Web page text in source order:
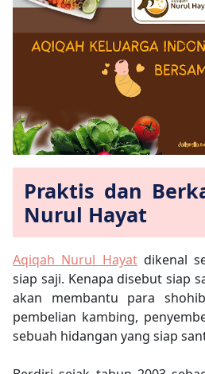
Praktis dan
Nurul Hayat
Aqiqah Nurul Hayatdikenal
siap saji. Kenapa disebut siap
akan membantu para
pembelian kambing,
sebuah hidangan yang siap